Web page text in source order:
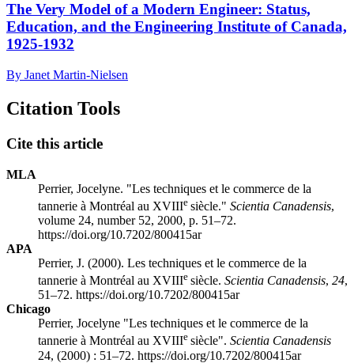
The Very Model of a Modern Engineer: Status,
Education, and the Engineering Institute of Canada,
1925-1932
By Janet Martin-Nielsen
Citation Tools
Cite this article
MLA
Perrier, Jocelyne. "Les techniques et le commerce de la
tannerie à Montréal au XVIIIe siècle." Scientia Canadensis,
volume 24, number 52, 2000, p. 51–72.
https://doi.org/10.7202/800415ar
APA
Perrier, J. (2000). Les techniques et le commerce de la
tannerie à Montréal au XVIIIe siècle. Scientia Canadensis, 24,
51–72. https://doi.org/10.7202/800415ar
Chicago
Perrier, Jocelyne "Les techniques et le commerce de la
tannerie à Montréal au XVIIIe siècle". Scientia Canadensis
24, (2000) : 51–72. https://doi.org/10.7202/800415ar